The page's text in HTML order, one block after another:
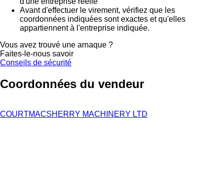
Avant d'effectuer le virement, vérifiez que les
coordonnées indiquées sont exactes et qu'elles
appartiennent à l'entreprise indiquée.
Vous avez trouvé une arnaque ?
Faites-le-nous savoir
Conseils de sécurité
Coordonnées du vendeur
COURTMACSHERRY MACHINERY LTD